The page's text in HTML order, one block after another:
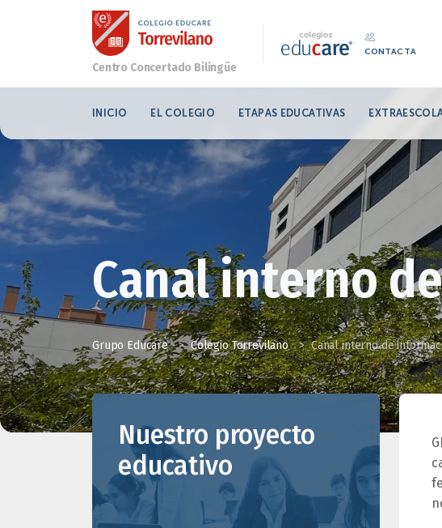
CONTACTA
INICIO EL COLEGIO ETAPAS EDUCATIVAS
Canal interno
Grupo Educare > Colegio Torrevilano > Canal interno de
Nuestro proyecto
educativo